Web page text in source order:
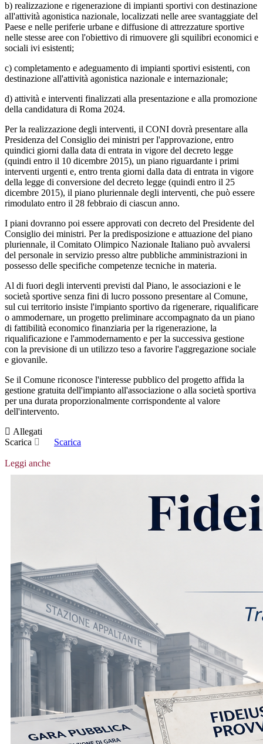
b) realizzazione e rigenerazione di impianti sportivi con destinazione
all'attività agonistica nazionale, localizzati nelle aree svantaggiate del
Paese e nelle periferie urbane e diffusione di attrezzature sportive
nelle stesse aree con l'obiettivo di rimuovere gli squilibri economici e
sociali ivi esistenti;
c) completamento e adeguamento di impianti sportivi esistenti, con
destinazione all'attività agonistica nazionale e internazionale;
d) attività e interventi finalizzati alla presentazione e alla promozione
della candidatura di Roma 2024.
Per la realizzazione degli interventi, il CONI dovrà presentare alla
Presidenza del Consiglio dei ministri per l'approvazione, entro
quindici giorni dalla data di entrata in vigore del decreto legge
(quindi entro il 10 dicembre 2015), un piano riguardante i primi
interventi urgenti e, entro trenta giorni dalla data di entrata in vigore
della legge di conversione del decreto legge (quindi entro il 25
dicembre 2015), il piano pluriennale degli interventi, che può essere
rimodulato entro il 28 febbraio di ciascun anno.
I piani dovranno poi essere approvati con decreto del Presidente del
Consiglio dei ministri. Per la predisposizione e attuazione del piano
pluriennale, il Comitato Olimpico Nazionale Italiano può avvalersi
del personale in servizio presso altre pubbliche amministrazioni in
possesso delle specifiche competenze tecniche in materia.
Al di fuori degli interventi previsti dal Piano, le associazioni e le
società sportive senza fini di lucro possono presentare al Comune,
sul cui territorio insiste l'impianto sportivo da rigenerare, riqualificare
o ammodernare, un progetto preliminare accompagnato da un piano
di fattibilità economico finanziaria per la rigenerazione, la
riqualificazione e l'ammodernamento e per la successiva gestione
con la previsione di un utilizzo teso a favorire l'aggregazione sociale
e giovanile.
Se il Comune riconosce l'interesse pubblico del progetto affida la
gestione gratuita dell'impianto all'associazione o alla società sportiva
per una durata proporzionalmente corrispondente al valore
dell'intervento.
Allegati
Scarica
Scarica
Leggi anche